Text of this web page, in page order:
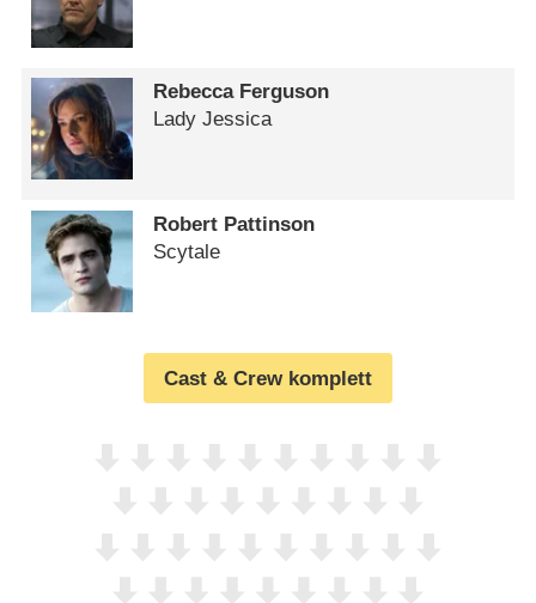
Rebecca Ferguson
Lady Jessica
Robert Pattinson
Scytale
Cast & Crew komplett